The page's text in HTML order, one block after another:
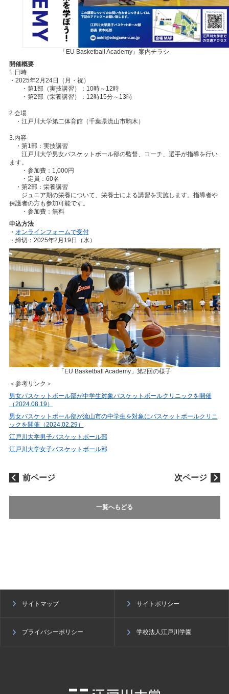
「EU Basketball Academy」案内チラシ
開催概要
1.日時
・2025年2月24日（月・祝）
・第1部（実技講習）：10時～12時
・第2部（栄養講習）：12時15分～13時
2.会場
・江戸川大学第二体育館（千葉県流山市駒木）
3.内容
・第1部：実技講習
江戸川大学男女バスケットボール部の監督、コーチ、選手が指導を行い
ます。
・参加費：1,000円
・定員：60名
・第2部：栄養講習
ジュニア期の栄養について、栄養士による講習を実施します。指導者や
保護者の方も参加可能です。
・参加費：無料
申込方法
・ オンラインフォームで受付
・締切：2025年2月19日（水）
「EU Basketball Academy」第2回の様子
＜参考リンク＞
男女バスケットボール部が中学生対象バスケットボールクリニックを開催
（2024.08.19）
男女バスケットボール部が流山市の中学生を対象にバスケットボールクリニ
ックを開催（2024.02.29）
江戸川大学男子バスケットボール部
江戸川大学女子バスケットボール部
前ページ 次ページ
一覧へもどる
サイトマップ サイトポリシー
プライバシーポリシー 学校法人江戸川学園